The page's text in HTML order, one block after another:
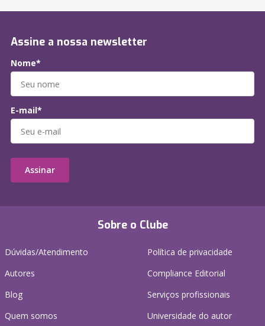
Sobre o Clube
Dúvidas/Atendimento
Autores
Blog
Quem somos
Política de privacidade
Compliance Editorial
Serviços profissionais
Universidade do autor
Assine a nossa newsletter
Nome*
E-mail*
Assinar